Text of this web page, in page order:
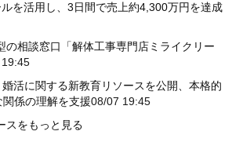
を活用し、3日間で売上約4,300万円を達成
の相談窓口「解体工事専門店ミライクリー
活に関する新教育リソースを公開、本格的
係の理解を支援08/07 19:45
スをもっと見る